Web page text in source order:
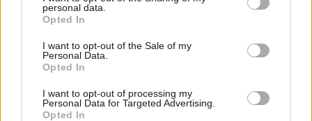
grant or deny consent to Google and its third-party tags to
use your data for below specified purposes in below Google
consent section.
personal data.
Opted In
I want to opt-out of the Sale of my
Personal Data.
Opted In
I want to opt-out of processing my
Personal Data for Targeted Advertising.
Opted In
ΣΑΝ ΣΗΜΕΡΑ – 26 Ιουλίου/7 Αυγούστου
Κολοκοτρώνης συντρίβει τον Δράμαλη